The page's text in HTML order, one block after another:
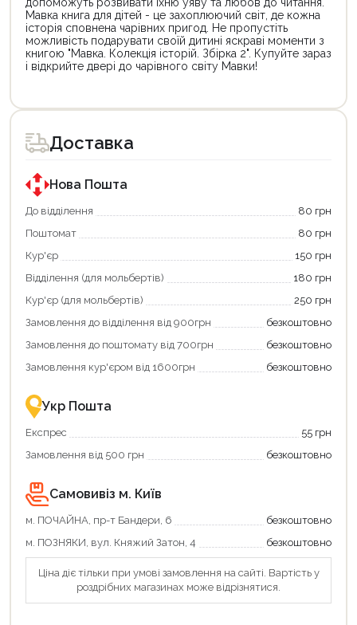
Мавка книга для дітей - це захоплюючий світ, де кожна
історія сповнена чарівних пригод. Не пропустіть
можливість подарувати своїй дитині яскраві моменти з
книгою "Мавка. Колекція історій. Збірка 2". Купуйте зараз
і відкрийте двері до чарівного світу Мавки!
товар
для
покупки
державною
програмою
єКнига.
Використовуйте
карту
щоб
зекономити
та
отримати
переваги!
картою
єКнига
–
зручно
та
товар
для
покупки
державною
програмою
«Національний
кешбек».
покупку
«Національний
кешбек»
та
отримуйте
повернення
Економте
більше
разом
державною
підтримкою!
Доставка
Нова Пошта
До відділення
80 грн
Поштомат
80 грн
Кур'єр
150 грн
Відділення (для мольбертів)
180 грн
Кур'єр (для мольбертів)
250 грн
Замовлення до відділення від 900грн
безкоштовно
Замовлення до поштомату від 700грн
безкоштовно
Замовлення кур'єром від 1600грн
безкоштовно
Укр Пошта
Експрес
55 грн
Замовлення від 500 грн
безкоштовно
Самовивіз м. Київ
м. ПОЧАЙНА, пр-т Бандери, 6
безкоштовно
м. ПОЗНЯКИ, вул. Княжий Затон, 4
безкоштовно
Ціна діє тільки при умові замовлення на сайті. Вартість у
роздрібних магазинах може відрізнятися.